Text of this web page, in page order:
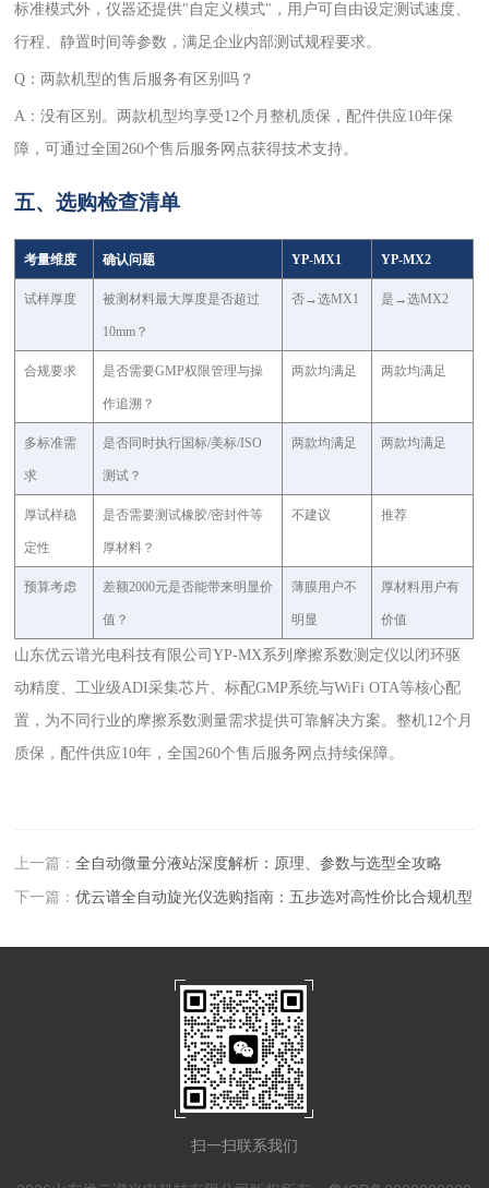
标准模式外，仪器还提供"自定义模式"，用户可自由设定测试速度、
行程、静置时间等参数，满足企业内部测试规程要求。
Q：两款机型的售后服务有区别吗？
A：没有区别。两款机型均享受12个月整机质保，配件供应10年保
障，可通过全国260个售后服务网点获得技术支持。
五、选购检查清单
考量维度 确认问题 YP-MX1 YP-MX2
试样厚度 被测材料最大厚度是否超过
10mm？
否→选MX1 是→选MX2
合规要求 是否需要GMP权限管理与操
作追溯？
两款均满足 两款均满足
多标准需
求
是否同时执行国标/美标/ISO
测试？
两款均满足 两款均满足
厚试样稳
定性
是否需要测试橡胶/密封件等
厚材料？
不建议 推荐
预算考虑 差额2000元是否能带来明显价
值？
薄膜用户不
明显
厚材料用户有
价值
山东优云谱光电科技有限公司YP-MX系列摩擦系数测定仪以闭环驱
动精度、工业级ADI采集芯片、标配GMP系统与WiFi OTA等核心配
置，为不同行业的摩擦系数测量需求提供可靠解决方案。整机12个月
质保，配件供应10年，全国260个售后服务网点持续保障。
上一篇：全自动微量分液站深度解析：原理、参数与选型全攻略
下一篇：优云谱全自动旋光仪选购指南：五步选对高性价比合规机型
扫一扫联系我们